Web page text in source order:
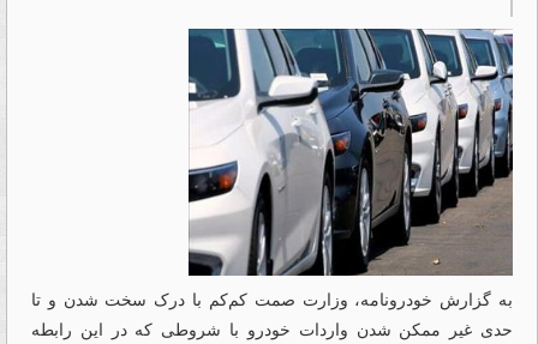
به گزارش خودرونامه، وزارت صمت کم‌کم با درک سخت شدن و تا
حدی غیر ممکن شدن واردات خودرو با شروطی که در این رابطه